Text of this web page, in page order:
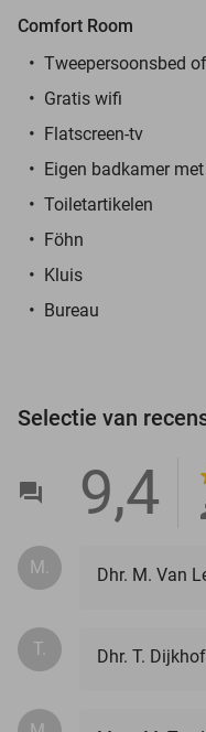
Comfort Room
Tweepersoonsbed
Gratis wifi
Flatscreen-tv
Eigen badkamer
Toiletartikelen
Föhn
Kluis
Bureau
Selectie van
9,4
M. Dhr. M. Van
T. Dhr. T.